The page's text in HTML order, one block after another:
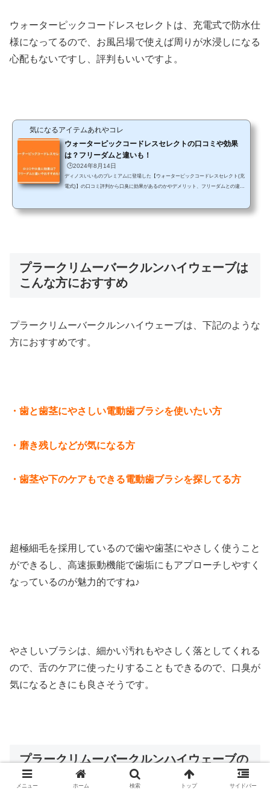
ウォーターピックコードレスセレクトは、充電式で防水仕
様になってるので、お風呂場で使えば周りが水浸しになる
心配もないですし、評判もいいですよ。
気になるアイテムあれやコレ
ウォーターピックコードレスセレクトの口コミや効果
は？フリーダムと違いも！
🕒️2024年8月14日
ディノスいいものプレミアムに登場した【ウォーターピックコードレスセレクト(充
電式)】の口コミ評判から口臭に効果があるのかやデメリット、フリーダムとの違い
プラークリムーバークルンハイウェーブは
こんな方におすすめ
プラークリムーバークルンハイウェーブは、下記のような
方におすすめです。
・歯と歯茎にやさしい電動歯ブラシを使いたい方
・磨き残しなどが気になる方
・歯茎や下のケアもできる電動歯ブラシを探してる方
超極細毛を採用しているので歯や歯茎にやさしく使うこと
ができるし、高速振動機能で歯垢にもアプローチしやすく
なっているのが魅力的ですね♪
やさしいブラシは、細かい汚れもやさしく落としてくれる
ので、舌のケアに使ったりすることもできるので、口臭が
気になるときにも良さそうです。
プラークリムーバークルンハイウェーブの
販売店は？最安値で買う方法は？
メニュー ホーム 検索 トップ サイドバー